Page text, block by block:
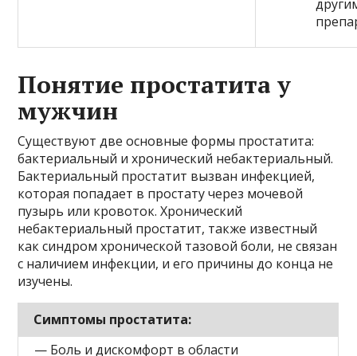
Понятие простатита у
мужчин
Существуют две основные формы простатита:
бактериальный и хронический небактериальный.
Бактериальный простатит вызван инфекцией,
которая попадает в простату через мочевой
пузырь или кровоток. Хронический
небактериальный простатит, также известный
как синдром хронической тазовой боли, не связан
с наличием инфекции, и его причины до конца не
изучены.
Симптомы простатита:
— Боль и дискомфорт в области